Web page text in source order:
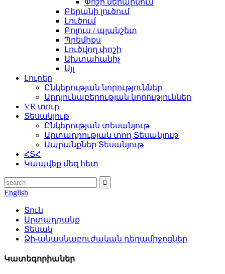
Փոշի ներարկում
Բերանի լուծում
Լուծում
Բոլուս / պլանշետ
Պրեմիքս
Լուծվող փոշի
Ախտահանիչ
Այլ
Լուրեր
Ընկերության նորություններ
Արդյունաբերության նորություններ
VR տուր
Տեսանյութ
Ընկերության տեսանյութ
Արտադրության տող Տեսանյութ
Ապրանքներ Տեսանյութ
ՀՏՀ
Կապվեք մեզ հետ
English
Տուն
Արտադրանք
Տեսակ
Ձի-անասնաբուժական դեղամիջոցներ
Կատեգորիաներ